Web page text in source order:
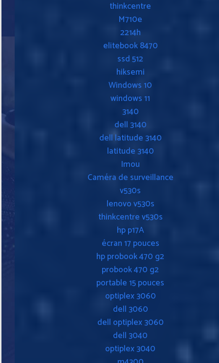
thinkcentre
M710e
2214h
elitebook 8470
ssd 512
hiksemi
Windows 10
windows 11
3140
dell 3140
dell latitude 3140
latitude 3140
Imou
Caméra de surveillance
v530s
lenovo v530s
thinkcentre v530s
hp p17A
écran 17 pouces
hp probook 470 g2
probook 470 g2
portable 15 pouces
optiplex 3060
dell 3060
dell optiplex 3060
dell 3040
optiplex 3040